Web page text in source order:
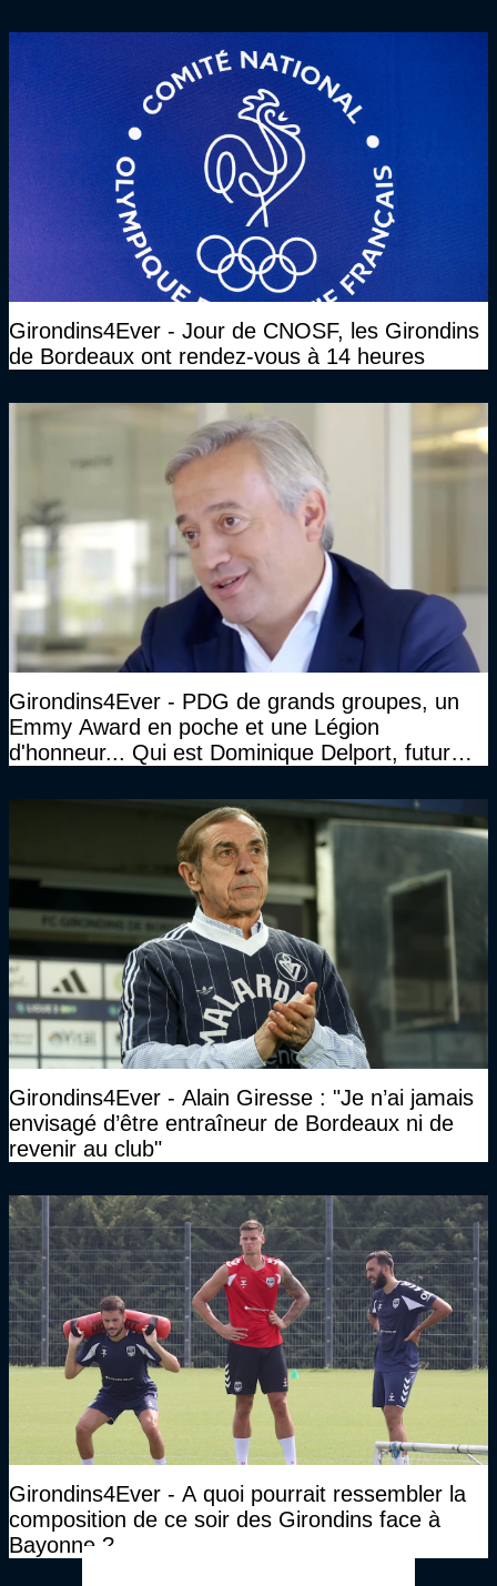
Girondins4Ever - Jour de CNOSF, les Girondins
de Bordeaux ont rendez-vous à 14 heures
Girondins4Ever - PDG de grands groupes, un
Emmy Award en poche et une Légion
d'honneur... Qui est Dominique Delport, futur
Girondins4Ever - Alain Giresse : "Je n’ai jamais
envisagé d’être entraîneur de Bordeaux ni de
revenir au club"
Girondins4Ever - A quoi pourrait ressembler la
composition de ce soir des Girondins face à
Bayonne ?